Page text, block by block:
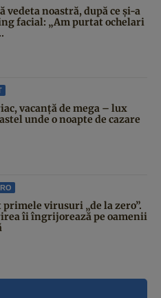
vedeta noastră, după ce și-a
facial: „Am purtat ochelari
vacanță de mega – lux
unde o noapte de cazare
primele virusuri „de la zero”.
îi îngrijorează pe oamenii